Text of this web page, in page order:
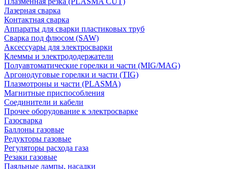
Лазерная сварка
Контактная сварка
Аппараты для сварки пластиковых труб
Сварка под флюсом (SAW)
Аксессуары для электросварки
Клеммы и электрододержатели
Полуавтоматические горелки и части (MIG/MAG)
Аргонодуговые горелки и части (TIG)
Плазмотроны и части (PLASMA)
Магнитные приспособления
Соединители и кабели
Прочее оборудование к электросварке
Газосварка
Баллоны газовые
Редукторы газовые
Регуляторы расхода газа
Резаки газовые
Паяльные лампы, насадки